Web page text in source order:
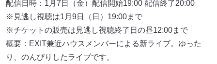
配信日時：1月7日（金）配信開始19:00 配信終了20:00
※見逃し視聴は1月9日（日）19:00まで
※チケットの販売は見逃し視聴終了日の昼12:00まで
概要：EXIT兼近ハウスメンバーによる新ライブ。ゆった
り、のんびりしたライブです。